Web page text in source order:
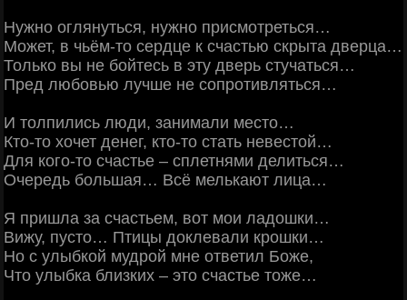
Нужно оглянуться, нужно присмотреться…
Может, в чьём-то сердце к счастью скрыта дверца…
Только вы не бойтесь в эту дверь стучаться…
Пред любовью лучше не сопротивляться…
И толпились люди, занимали место…
Кто-то хочет денег, кто-то стать невестой…
Для кого-то счастье – сплетнями делиться…
Очередь большая… Всё мелькают лица…
Я пришла за счастьем, вот мои ладошки…
Вижу, пусто… Птицы доклевали крошки…
Но с улыбкой мудрой мне ответил Боже,
Что улыбка близких – это счастье тоже…